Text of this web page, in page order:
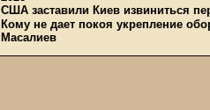
США заставили Киев извиниться
Кому не дает покоя укрепление
Масалиев